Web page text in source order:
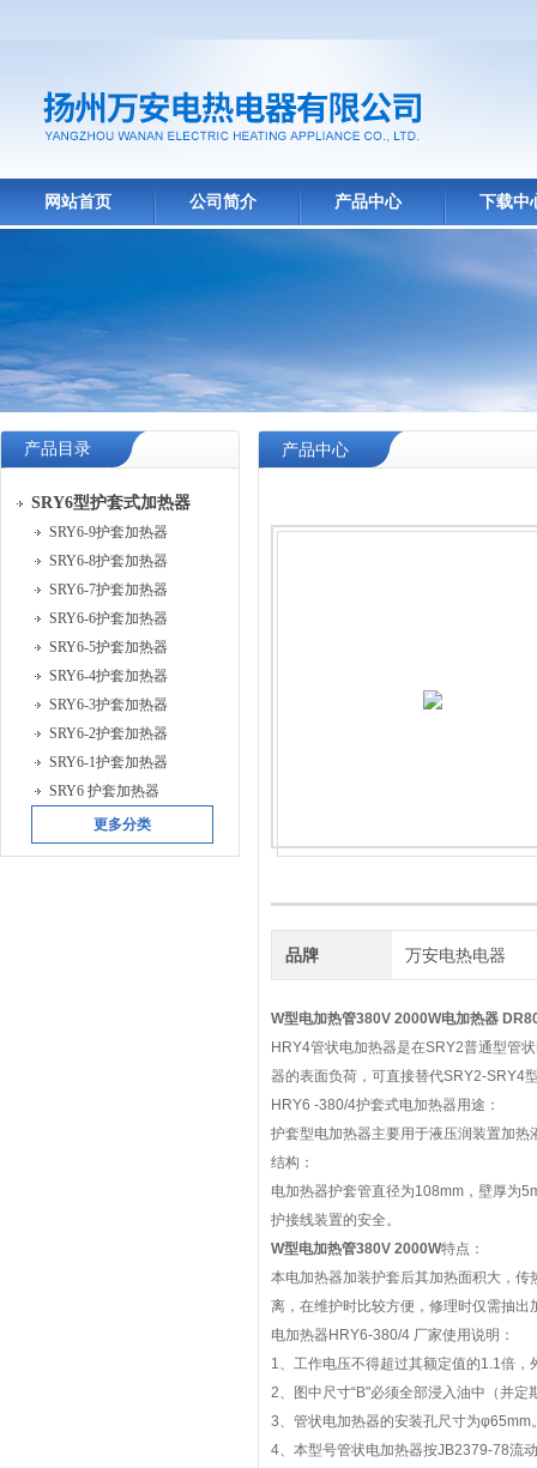
网站首页 公司简介 产品中心 下载中
产品目录
SRY6型护套式加热器
SRY6-9护套加热器
SRY6-8护套加热器
SRY6-7护套加热器
SRY6-6护套加热器
SRY6-5护套加热器
SRY6-4护套加热器
SRY6-3护套加热器
SRY6-2护套加热器
SRY6-1护套加热器
SRY6 护套加热器
更多分类
产品中心
品牌 万安电热电器
W型电加热管380V 2000W电加热器
HRY4管状电加热器是在SRY2普通型管
器的表面负荷，可直接替代SRY2-SRY4
HRY6 -380/4护套式电加热器用途：
护套型电加热器主要用于液压润装置加
结构：
电加热器护套管直径为108mm，壁厚为
护接线装置的安全。
W型电加热管380V 2000W特点：
本电加热器加装护套后其加热面积大，
离，在维护时比较方便，修理时仅需抽
电加热器HRY6-380/4 厂家使用说明：
1、工作电压不得超过其额定值的1.1倍，
2、图中尺寸“B"必须全部浸入油中（并
3、管状电加热器的安装孔尺寸为φ65mm
4、本型号管状电加热器按JB2379-78流